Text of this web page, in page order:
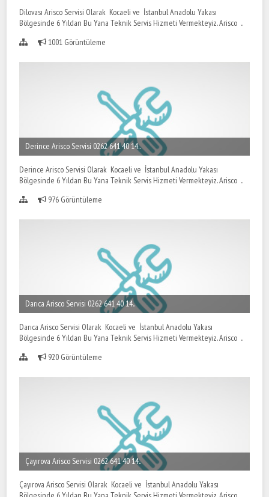
Dilovası Arisco Servisi Olarak Kocaeli ve İstanbul Anadolu Yakası
Bölgesinde 6 Yıldan Bu Yana Teknik Servis Hizmeti Vermekteyiz. Arisco ..
1001 Görüntüleme
Derince Arisco Servisi 0262 641 40 14..
Derince Arisco Servisi Olarak Kocaeli ve İstanbul Anadolu Yakası
Bölgesinde 6 Yıldan Bu Yana Teknik Servis Hizmeti Vermekteyiz. Arisco ..
976 Görüntüleme
Darıca Arisco Servisi 0262 641 40 14..
Darıca Arisco Servisi Olarak Kocaeli ve İstanbul Anadolu Yakası
Bölgesinde 6 Yıldan Bu Yana Teknik Servis Hizmeti Vermekteyiz. Arisco ..
920 Görüntüleme
Çayırova Arisco Servisi 0262 641 40 14..
Çayırova Arisco Servisi Olarak Kocaeli ve İstanbul Anadolu Yakası